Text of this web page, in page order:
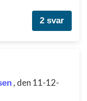
2 svar
, den 11-12-